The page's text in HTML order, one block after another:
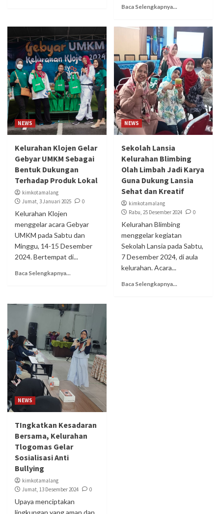
Baca Selengkapnya...
NEWS
Kelurahan Klojen Gelar
Gebyar UMKM Sebagai
Bentuk Dukungan
Terhadap Produk Lokal
kimkotamalang
Jumat, 3 Januari 2025
0
Kelurahan Klojen
menggelar acara Gebyar
UMKM pada Sabtu dan
Minggu, 14-15 Desember
2024. Bertempat di...
Baca Selengkapnya...
NEWS
Sekolah Lansia
Kelurahan Blimbing
Olah Limbah Jadi Karya
Guna Dukung Lansia
Sehat dan Kreatif
kimkotamalang
Rabu, 25 Desember 2024
0
Kelurahan Blimbing
menggelar kegiatan
Sekolah Lansia pada Sabtu,
7 Desember 2024, di aula
kelurahan. Acara...
Baca Selengkapnya...
NEWS
TIngkatkan Kesadaran
Bersama, Kelurahan
Tlogomas Gelar
Sosialisasi Anti
Bullying
kimkotamalang
Jumat, 13 Desember 2024
0
Upaya menciptakan
lingkungan yang aman dan